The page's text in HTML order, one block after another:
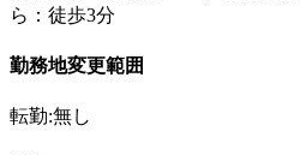
ら：徒歩3分
勤務地変更範囲
転勤:無し